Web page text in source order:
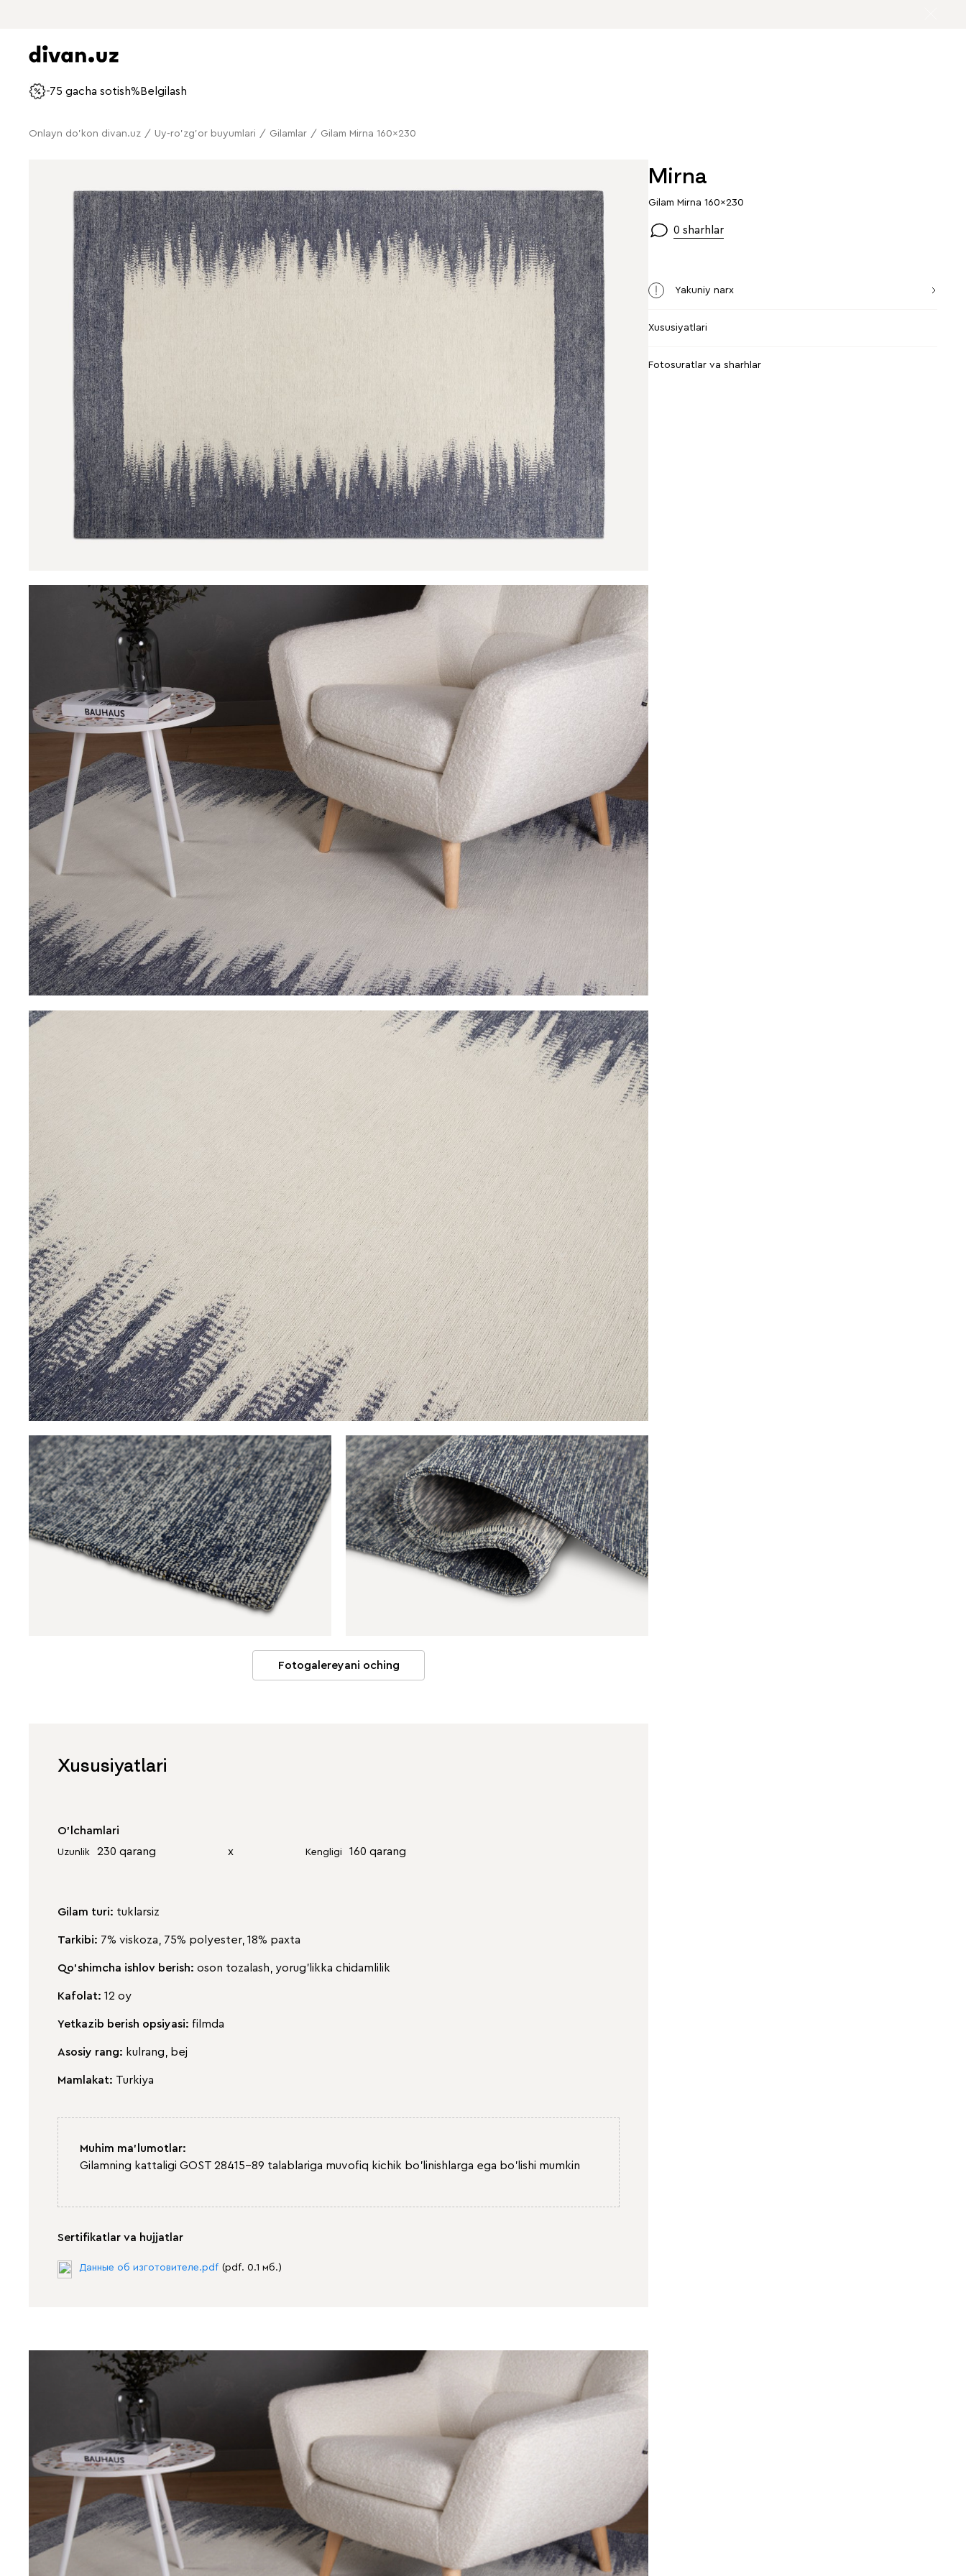
-75 gacha sotish% Belgilash
Onlayn do'kon divan.uz / Uy-ro'zg'or buyumlari / Gilamlar / Gilam Mirna 160x230
Fotogalereyani oching
Xususiyatlari
O'lchamlari
Uzunlik 230 qarang х Kengligi 160 qarang
Gilam turi: tuklarsiz
Tarkibi: 7% viskoza, 75% polyester, 18% paxta
Qo'shimcha ishlov berish: oson tozalash, yorug'likka chidamlilik
Kafolat: 12 oy
Yetkazib berish opsiyasi: filmda
Asosiy rang: kulrang, bej
Mamlakat: Turkiya
Muhim ma'lumotlar:
Gilamning kattaligi GOST 28415-89 talablariga muvofiq kichik bo'linishlarga ega bo'lishi mumkin
Sertifikatlar va hujjatlar
Данные об изготовителе.pdf (pdf. 0.1 мб.)
Mirna
Gilam Mirna 160x230
0 sharhlar
Yakuniy narx
Xususiyatlari
Fotosuratlar va sharhlar